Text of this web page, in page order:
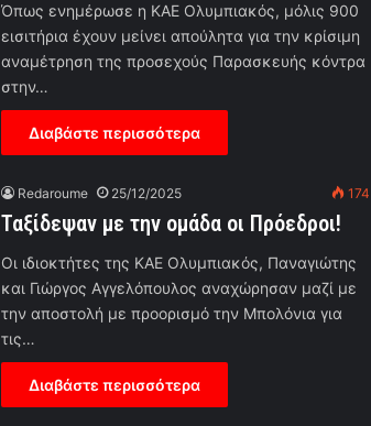
Όπως ενημέρωσε η ΚΑΕ Ολυμπιακός, μόλις 900
εισιτήρια έχουν μείνει απούλητα για την κρίσιμη
αναμέτρηση της προσεχούς Παρασκευής κόντρα
στην…
Διαβάστε περισσότερα
Redaroume 25/12/2025 174
Ταξίδεψαν με την ομάδα οι Πρόεδροι!
Οι ιδιοκτήτες της ΚΑΕ Ολυμπιακός, Παναγιώτης
και Γιώργος Αγγελόπουλος αναχώρησαν μαζί με
την αποστολή με προορισμό την Μπολόνια για
τις…
Διαβάστε περισσότερα